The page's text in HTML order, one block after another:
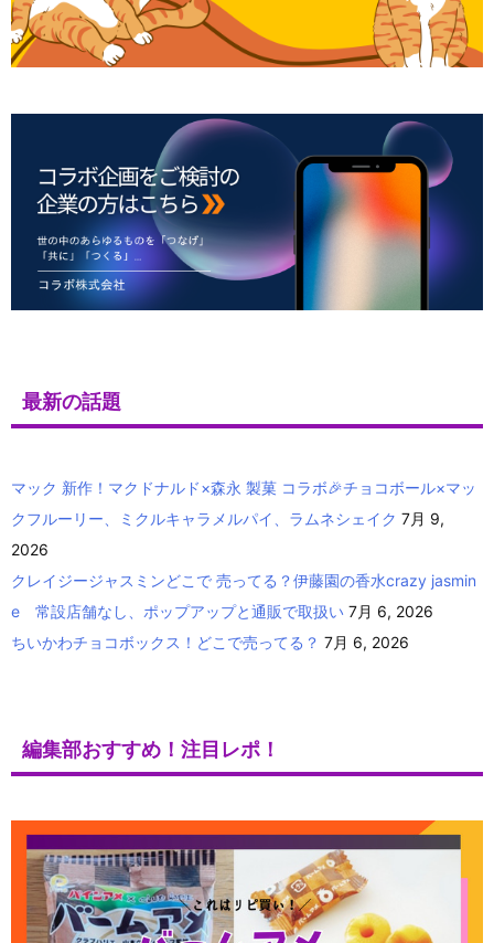
最新の話題
マック 新作！マクドナルド×森永 製菓 コラボ🎉チョコボール×マッ
クフルーリー、ミクルキャラメルパイ、ラムネシェイク 7月 9,
2026
クレイジージャスミンどこで 売ってる？伊藤園の香水crazy jasmin
e 常設店舗なし、ポップアップと通販で取扱い 7月 6, 2026
ちいかわチョコボックス！どこで売ってる？ 7月 6, 2026
編集部おすすめ！注目レポ！